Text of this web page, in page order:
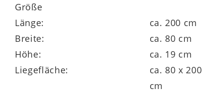
Zwischenbezug
hygienische Verhältnisse im Bett. Die
Federkernmatratze hat eine
Liegefläche
von ca.
Größe
Länge:
ca. 200 cm
Breite:
ca. 80 cm
Höhe:
ca. 19 cm
Liegefläche:
ca. 80 x 200
cm